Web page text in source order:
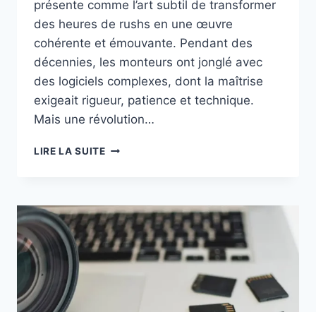
présente comme l’art subtil de transformer
des heures de rushs en une œuvre
cohérente et émouvante. Pendant des
décennies, les monteurs ont jonglé avec
des logiciels complexes, dont la maîtrise
exigeait rigueur, patience et technique.
Mais une révolution…
LIRE LA SUITEL’INTELLIGENCE
DU
MONTAGE
VIDÉO